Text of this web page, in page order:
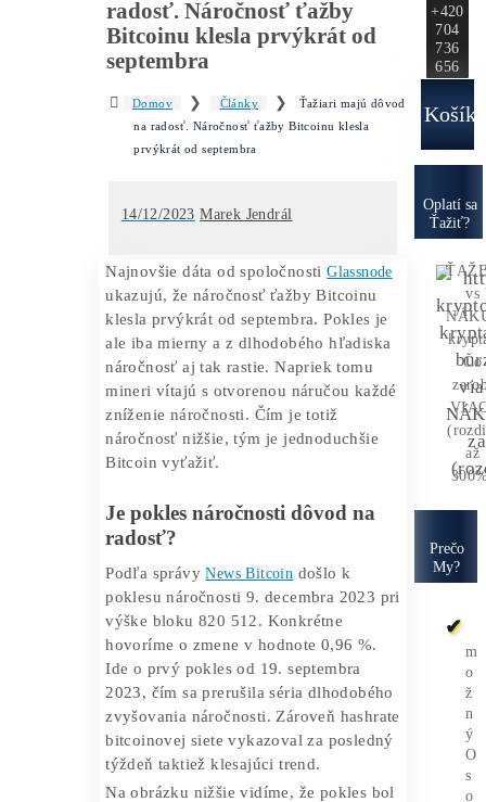
Ako toFunguje? Zisky
Ťažiari majú dôvod na
radosť. Náročnosť ťažby
Bitcoinu klesla prvýkrát od
Ťažiari majú dôvod
prvýkrát od septembra
14/12/2023 Marek Jendrál
Najnovšie dáta od spoločnosti
ukazujú, že náročnosť ťažby Bitcoinu
ale iba mierny a z dlhodobého hľadiska
náročnosť aj tak rastie. Napriek tomu
mineri vítajú s otvorenou náručou každé
zníženie náročnosti. Čím je totiž
náročnosť nižšie, tým je jednoduchšie
Bitcoin vyťažiť.
Je pokles náročnosti dôvod na
radosť?
Podľa správyNews Bitcoin
poklesu náročnosti 9. decembra 2023 pri